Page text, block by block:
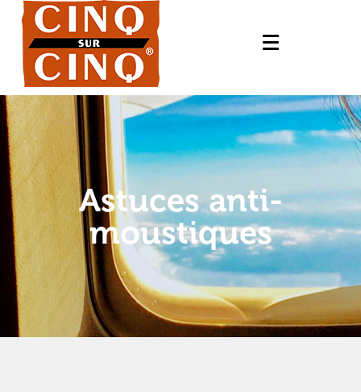
Astuces anti-
moustiques